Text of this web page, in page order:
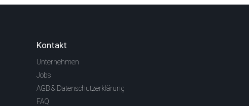
Kontakt
Unternehmen
Jobs
AGB & Datenschutzerklärung
FAQ